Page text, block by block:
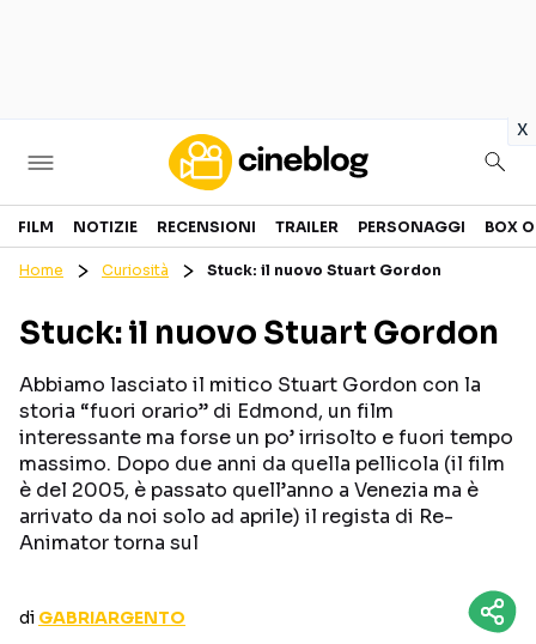
x
Cinema
GENERI
PERSONAGGI
CANALI STREAMING
Categorie
NOTIZIE
CURIOSITÀ
TRAILER
FILM NOTIZIE RECENSIONI TRAILER PERSONAGGI BOX
Home Curiosità Stuck: il nuovo Stuart Gordon
Stuck: il nuovo Stuart Gordon
Abbiamo lasciato il mitico Stuart Gordon con la
storia “fuori orario” di Edmond, un film
interessante ma forse un po’ irrisolto e fuori tempo
massimo. Dopo due anni da quella pellicola (il film
è del 2005, è passato quell’anno a Venezia ma è
arrivato da noi solo ad aprile) il regista di Re-
Animator torna sul
di GABRIARGENTO